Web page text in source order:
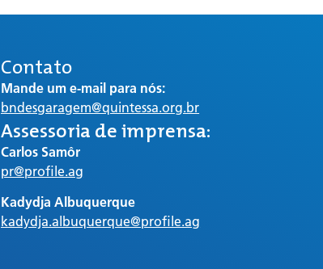
Contato
Mande um e-mail para nós:
bndesgaragem@quintessa.org.br
Assessoria de imprensa:
Carlos Samôr
pr@profile.ag
Kadydja Albuquerque
kadydja.albuquerque@profile.ag